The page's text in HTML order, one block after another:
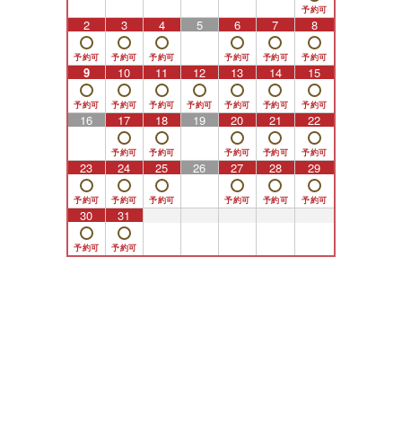
2 3 4 5 6 7 8
9 10 11 12 13 14 15
16 17 18 19 20 21 22
23 24 25 26 27 28 29
30 31